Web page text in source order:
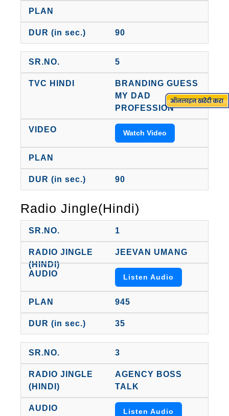
90
5
BRANDING GUESS
MY DAD
PROFESSION
Watch Video
90
Radio Jingle(Hindi)
1
JEEVAN UMANG
Listen Audio
945
35
3
AGENCY BOSS
TALK
Listen Audio